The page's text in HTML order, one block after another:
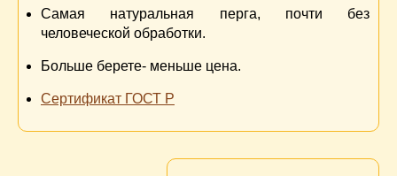
Самая натуральная перга, почти без
человеческой обработки.
Больше берете- меньше цена.
Сертификат ГОСТ Р